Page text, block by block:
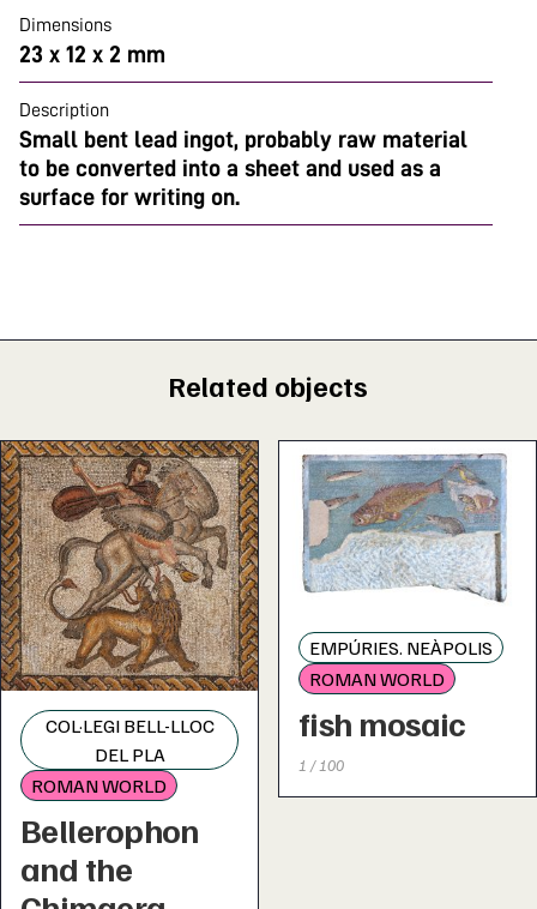
Dimensions
23 x 12 x 2 mm
Description
Small bent lead ingot, probably raw material
to be converted into a sheet and used as a
surface for writing on.
Related objects
COL·LEGI BELL-LLOC
DEL PLA
ROMAN WORLD
Bellerophon
and the
EMPÚRIES. NEÀPOLIS
ROMAN WORLD
fish mosaic
1 / 100